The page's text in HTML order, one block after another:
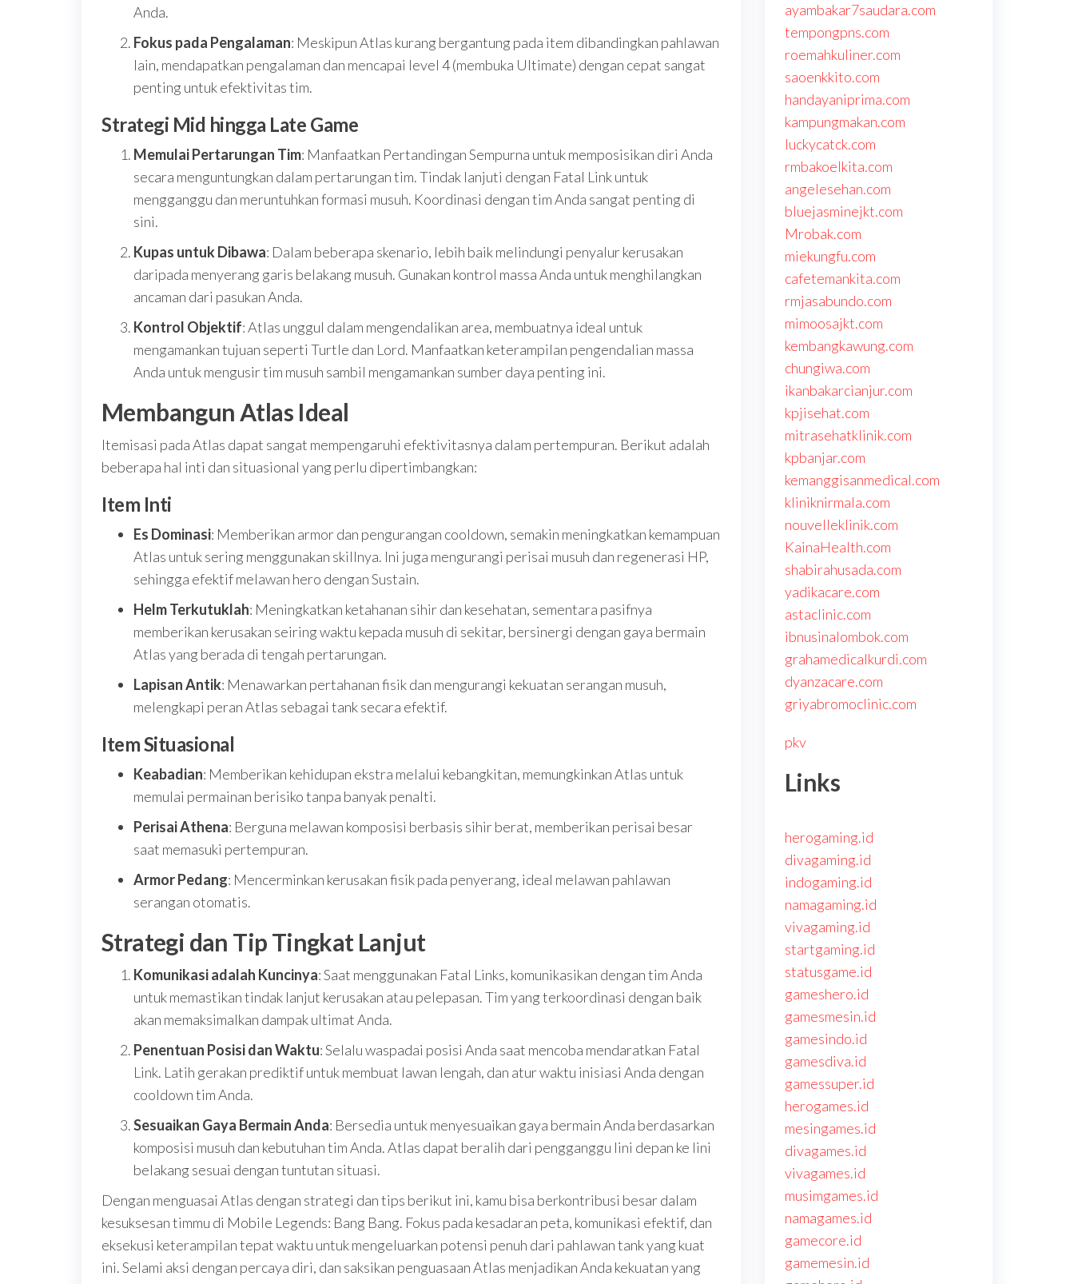
Anda.
Fokus pada Pengalaman: Meskipun Atlas kurang bergantung pada item dibandingkan pahlawan
lain, mendapatkan pengalaman dan mencapai level 4 (membuka Ultimate) dengan cepat sangat
penting untuk efektivitas tim.
Strategi Mid hingga Late Game
Memulai Pertarungan Tim: Manfaatkan Pertandingan Sempurna untuk memposisikan diri Anda
secara menguntungkan dalam pertarungan tim. Tindak lanjuti dengan Fatal Link untuk
mengganggu dan meruntuhkan formasi musuh. Koordinasi dengan tim Anda sangat penting di
sini.
Kupas untuk Dibawa: Dalam beberapa skenario, lebih baik melindungi penyalur kerusakan
daripada menyerang garis belakang musuh. Gunakan kontrol massa Anda untuk menghilangkan
ancaman dari pasukan Anda.
Kontrol Objektif: Atlas unggul dalam mengendalikan area, membuatnya ideal untuk
mengamankan tujuan seperti Turtle dan Lord. Manfaatkan keterampilan pengendalian massa
Anda untuk mengusir tim musuh sambil mengamankan sumber daya penting ini.
Membangun Atlas Ideal
Itemisasi pada Atlas dapat sangat mempengaruhi efektivitasnya dalam pertempuran. Berikut adalah
beberapa hal inti dan situasional yang perlu dipertimbangkan:
Item Inti
Es Dominasi: Memberikan armor dan pengurangan cooldown, semakin meningkatkan kemampuan
Atlas untuk sering menggunakan skillnya. Ini juga mengurangi perisai musuh dan regenerasi HP,
sehingga efektif melawan hero dengan Sustain.
Helm Terkutuklah: Meningkatkan ketahanan sihir dan kesehatan, sementara pasifnya
memberikan kerusakan seiring waktu kepada musuh di sekitar, bersinergi dengan gaya bermain
Atlas yang berada di tengah pertarungan.
Lapisan Antik: Menawarkan pertahanan fisik dan mengurangi kekuatan serangan musuh,
melengkapi peran Atlas sebagai tank secara efektif.
Item Situasional
Keabadian: Memberikan kehidupan ekstra melalui kebangkitan, memungkinkan Atlas untuk
memulai permainan berisiko tanpa banyak penalti.
Perisai Athena: Berguna melawan komposisi berbasis sihir berat, memberikan perisai besar
saat memasuki pertempuran.
Armor Pedang: Mencerminkan kerusakan fisik pada penyerang, ideal melawan pahlawan
serangan otomatis.
Strategi dan Tip Tingkat Lanjut
Komunikasi adalah Kuncinya: Saat menggunakan Fatal Links, komunikasikan dengan tim Anda
untuk memastikan tindak lanjut kerusakan atau pelepasan. Tim yang terkoordinasi dengan baik
akan memaksimalkan dampak ultimat Anda.
Penentuan Posisi dan Waktu: Selalu waspadai posisi Anda saat mencoba mendaratkan Fatal
Link. Latih gerakan prediktif untuk membuat lawan lengah, dan atur waktu inisiasi Anda dengan
cooldown tim Anda.
Sesuaikan Gaya Bermain Anda: Bersedia untuk menyesuaikan gaya bermain Anda berdasarkan
komposisi musuh dan kebutuhan tim Anda. Atlas dapat beralih dari pengganggu lini depan ke lini
belakang sesuai dengan tuntutan situasi.
Dengan menguasai Atlas dengan strategi dan tips berikut ini, kamu bisa berkontribusi besar dalam
kesuksesan timmu di Mobile Legends: Bang Bang. Fokus pada kesadaran peta, komunikasi efektif, dan
eksekusi keterampilan tepat waktu untuk mengeluarkan potensi penuh dari pahlawan tank yang kuat
ini. Selami aksi dengan percaya diri, dan saksikan penguasaan Atlas menjadikan Anda kekuatan yang
ayambakar7saudara.com
tempongpns.com
roemahkuliner.com
saoenkkito.com
handayaniprima.com
kampungmakan.com
luckycatck.com
rmbakoelkita.com
angelesehan.com
bluejasminejkt.com
Mrobak.com
miekungfu.com
cafetemankita.com
rmjasabundo.com
mimoosajkt.com
kembangkawung.com
chungiwa.com
ikanbakarcianjur.com
kpjisehat.com
mitrasehatklinik.com
kpbanjar.com
kemanggisanmedical.com
kliniknirmala.com
nouvelleklinik.com
KainaHealth.com
shabirahusada.com
yadikacare.com
astaclinic.com
ibnusinalombok.com
grahamedicalkurdi.com
dyanzacare.com
griyabromoclinic.com
pkv
Links
herogaming.id
divagaming.id
indogaming.id
namagaming.id
vivagaming.id
startgaming.id
statusgame.id
gameshero.id
gamesmesin.id
gamesindo.id
gamesdiva.id
gamessuper.id
herogames.id
mesingames.id
divagames.id
vivagames.id
musimgames.id
namagames.id
gamecore.id
gamemesin.id